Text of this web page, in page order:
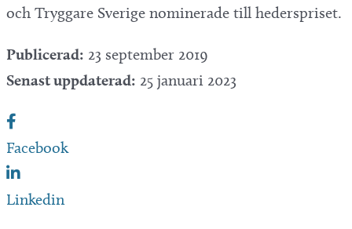
och Tryggare Sverige nominerade till hederspriset.
Publicerad: 23 september 2019
Senast uppdaterad: 25 januari 2023
Facebook
Linkedin